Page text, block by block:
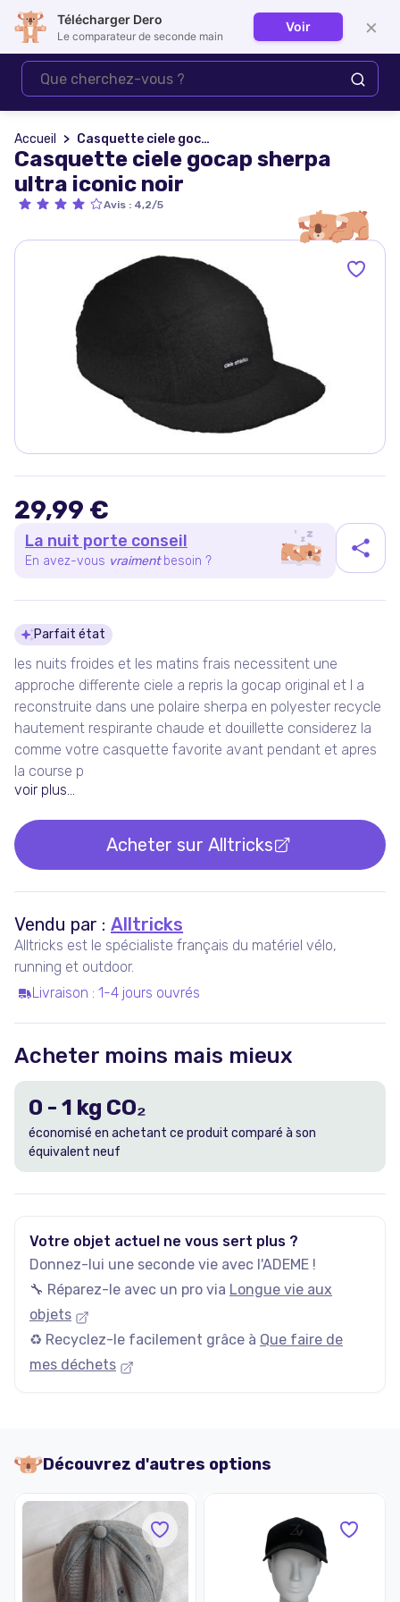
Se connecter
Accueil Casquette ciele gocap sherpa ultra iconic noir
Casquette ciele gocap sherpa
ultra iconic noir
Avis : 4,2/5
29,99 €
La nuit porte conseil
En avez-vous vraiment besoin ?
Détails du produit
Parfait état
les nuits froides et les matins frais necessitent une
approche differente ciele a repris la gocap original et l a
reconstruite dans une polaire sherpa en polyester recycle
hautement respirante chaude et douillette considerez la
comme votre casquette favorite avant pendant et apres
la course p
voir plus...
Acheter sur Alltricks
Vendu par : Alltricks
Alltricks est le spécialiste français du matériel vélo,
running et outdoor.
Livraison : 1-4 jours ouvrés
Acheter moins mais mieux
0 - 1 kg CO₂
économisé en achetant ce produit comparé à son
équivalent neuf
Votre objet actuel ne vous sert plus ?
Donnez-lui une seconde vie avec l'ADEME !
🔧 Réparez-le avec un pro via Longue vie aux
objets
♻️ Recyclez-le facilement grâce à Que faire de
mes déchets
Découvrez d'autres options
Télécharger Dero
Le comparateur de seconde main
Voir ×